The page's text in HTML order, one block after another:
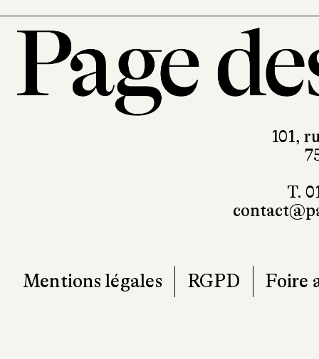
101,
T.
Mentions légales RGPD Foire